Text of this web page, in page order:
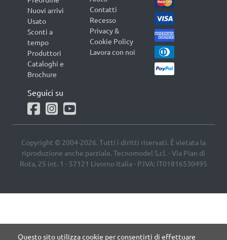
Nuovi arrivi
Usato
Sconti a
tempo
Produttori
Cataloghi e
Brochure
Contatti
Recesso
Privacy &
Cookie Policy
Lavora con noi
Seguici su
Copyright © 2004-2026. Tutti i diritti riservati. È vietata la
riproduzione anche parziale. Tecnomodel S.r.l. - Via Pian di
Rota, 25 int. 1 - 57121 Livorno Italia - P.IVA: IT01816530495
Questo sito utilizza cookie per consentirti di effettuare